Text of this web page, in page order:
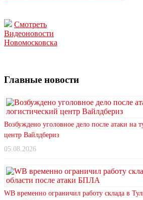
Смотреть
Видеоновости
Новомосковска
Главные новости
Возбуждено уголовное дело после атаки на
центр Вайлдбериз
05.08.2026
WB временно ограничил работу склада в